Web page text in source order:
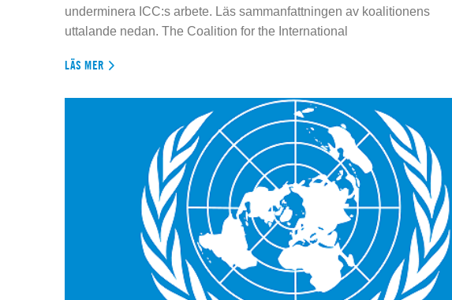
underminera ICC:s arbete. Läs sammanfattningen av koalitionens
uttalande nedan. The Coalition for the International
LÄS MER